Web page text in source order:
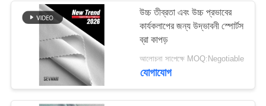
Activewear নিট
ফ্যাব্রিক
170
উচ্চ তীব্রতা এবং উচ্চ প্রভাবের
কার্যকলাপের জন্য উদ্ভাবনী স্পোর্টস
ব্রা কাপড়
আলোচনা সাপেক্ষে MOQ:Negotiable
যোগাযোগ